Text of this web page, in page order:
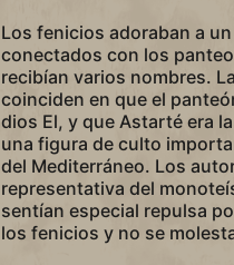
Los fenicios adoraban a
conectados con los
recibían varios nombres.
coinciden en que el
dios El, y que Astarté era
una figura de culto
del Mediterráneo. Los
representativa del
sentían especial repulsa
los fenicios y no se